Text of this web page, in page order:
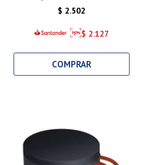
$ 2.502
$ 2.127